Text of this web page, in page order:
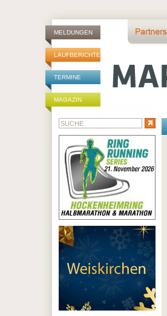
MELDUNGEN
LAUFBERICHTE
TERMINE
MAGAZIN